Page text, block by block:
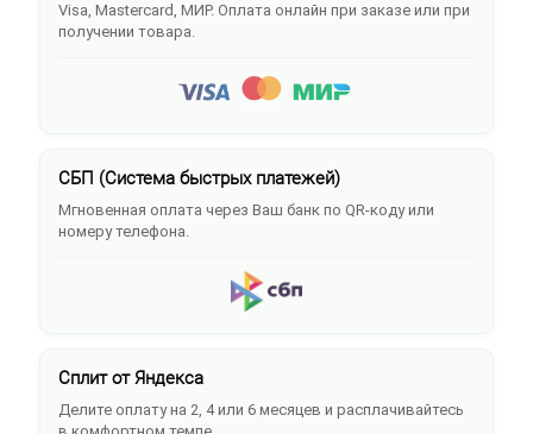
Visa, Mastercard, МИР. Оплата онлайн при заказе или при
получении товара.
СБП (Система быстрых платежей)
Мгновенная оплата через Ваш банк по QR-коду или
номеру телефона.
Сплит от Яндекса
Делите оплату на 2, 4 или 6 месяцев и расплачивайтесь